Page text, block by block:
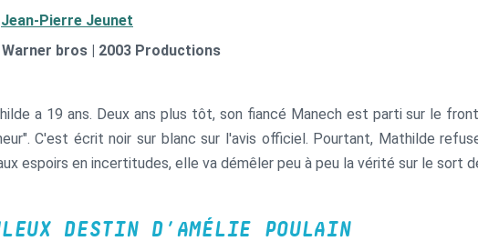
Jean-Pierre Jeunet
bros | 2003 Productions
a 19 ans. Deux ans plus tôt, son fiancé Manech est parti sur le
C'est écrit noir sur blanc sur l'avis officiel. Pourtant, Mathilde
espoirs en incertitudes, elle va démêler peu à peu la vérité sur le sort
DESTIN D’AMÉLIE POULAIN